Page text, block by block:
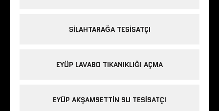
SILAHTARAĞA TESISATÇI
EYÜP LAVABO TIKANIKLIĞI AÇMA
EYÜP AKŞAMSETTIN SU TESISATÇI